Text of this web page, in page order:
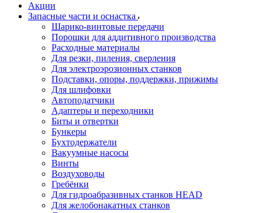
Акции
Запасные части и оснастка
Шарико-винтовые передачи
Порошки для аддитивного производства
Расходные материалы
Для резки, пиления, сверления
Для электроэрозионных станков
Подставки, опоры, поддержки, прижимы
Для шлифовки
Автоподатчики
Адаптеры и переходники
Биты и отвертки
Бункеры
Бухтодержатели
Вакуумные насосы
Винты
Воздуховоды
Гребёнки
Для гидроабразивных станков HEAD
Для желобонакатных станков